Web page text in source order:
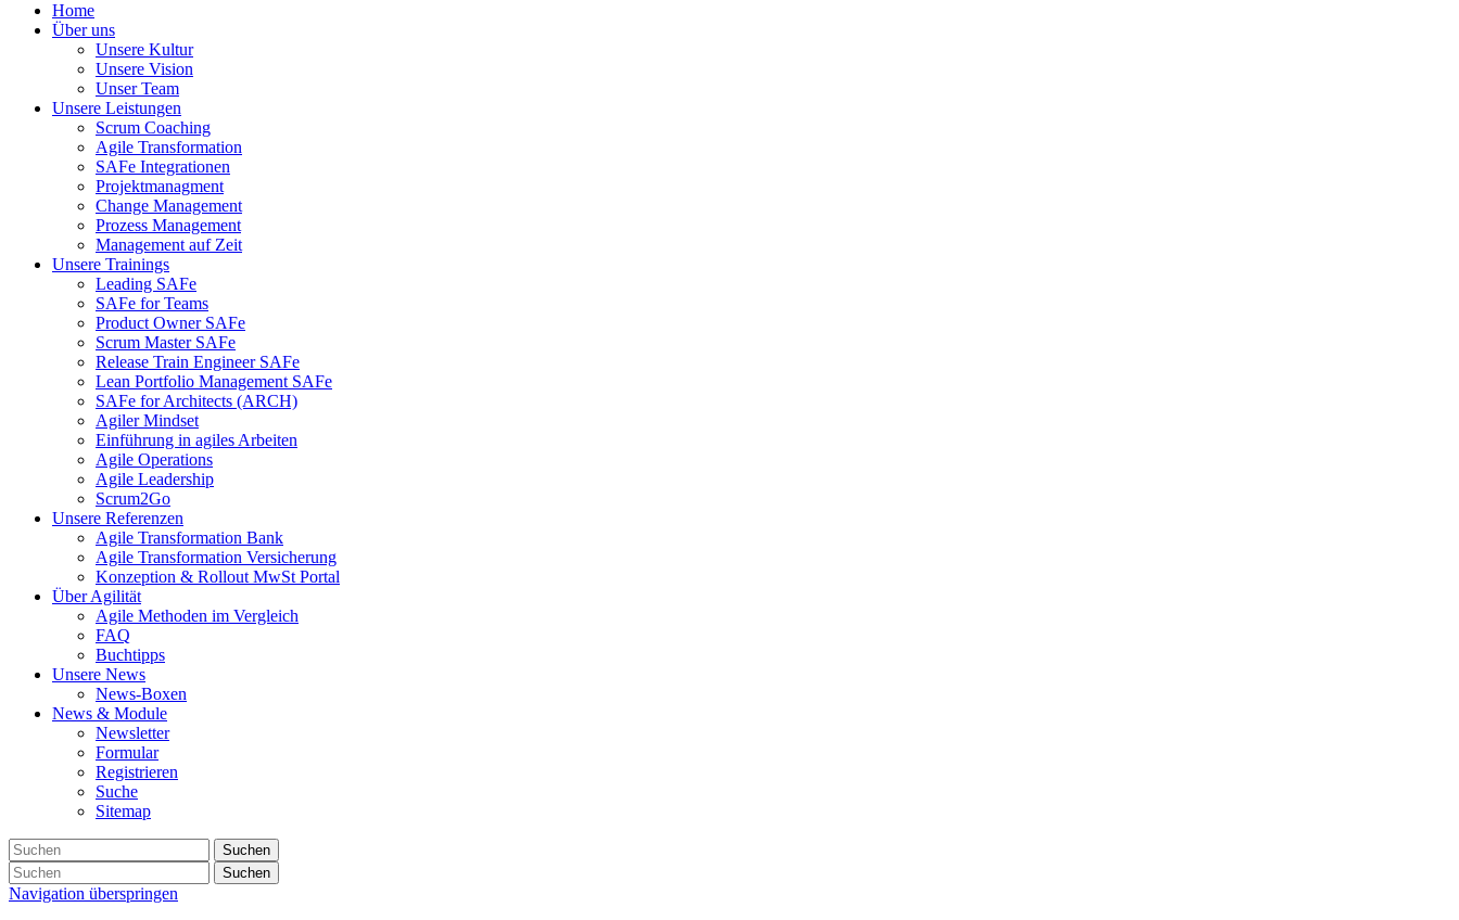
Home
Über uns
Unsere Kultur
Unsere Vision
Unser Team
Unsere Leistungen
Scrum Coaching
Agile Transformation
SAFe Integrationen
Projektmanagment
Change Management
Prozess Management
Management auf Zeit
Unsere Trainings
Leading SAFe
SAFe for Teams
Product Owner SAFe
Scrum Master SAFe
Release Train Engineer SAFe
Lean Portfolio Management SAFe
SAFe for Architects (ARCH)
Agiler Mindset
Einführung in agiles Arbeiten
Agile Operations
Agile Leadership
Scrum2Go
Unsere Referenzen
Agile Transformation Bank
Agile Transformation Versicherung
Konzeption & Rollout MwSt Portal
Über Agilität
Agile Methoden im Vergleich
FAQ
Buchtipps
Unsere News
News-Boxen
News & Module
Newsletter
Formular
Registrieren
Suche
Sitemap
Suchen
Suchen
Navigation überspringen